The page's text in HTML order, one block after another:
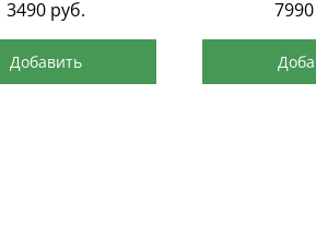
3490 руб.
Добавить
7990